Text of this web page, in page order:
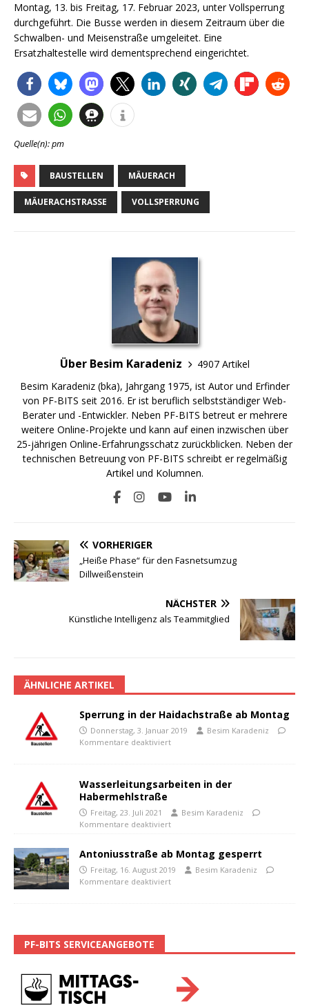
Montag, 13. bis Freitag, 17. Februar 2023, unter Vollsperrung
durchgeführt. Die Busse werden in diesem Zeitraum über die
Schwalben- und Meisenstraße umgeleitet. Eine
Ersatzhaltestelle wird dementsprechend eingerichtet.
Quelle(n): pm
BAUSTELLEN MÄUERACH
MÄUERACHSTRASSE VOLLSPERRUNG
Über Besim Karadeniz
4907 Artikel
Besim Karadeniz (bka), Jahrgang 1975, ist Autor und Erfinder
von PF-BITS seit 2016. Er ist beruflich selbstständiger Web-
Berater und -Entwickler. Neben PF-BITS betreut er mehrere
weitere Online-Projekte und kann auf einen inzwischen über
25-jährigen Online-Erfahrungsschatz zurückblicken. Neben der
technischen Betreuung von PF-BITS schreibt er regelmäßig
Artikel und Kolumnen.
VORHERIGER
„Heiße Phase“ für den Fasnetsumzug
Dillweißenstein
NÄCHSTER
Künstliche Intelligenz als Teammitglied
ÄHNLICHE ARTIKEL
Sperrung in der Haidachstraße ab Montag
Donnerstag, 3. Januar 2019
Besim Karadeniz
Kommentare deaktiviert
Wasserleitungsarbeiten in der
Habermehlstraße
Freitag, 23. Juli 2021
Besim Karadeniz
Kommentare deaktiviert
Antoniusstraße ab Montag gesperrt
Freitag, 16. August 2019
Besim Karadeniz
Kommentare deaktiviert
PF-BITS SERVICEANGEBOTE